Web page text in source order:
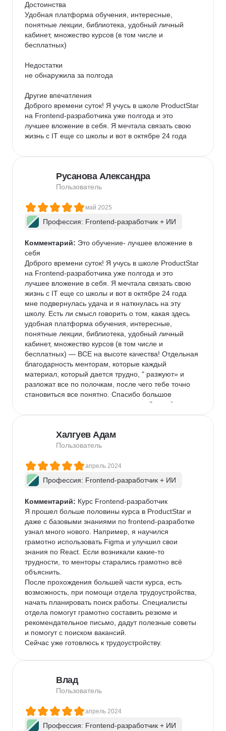
Достоинства
Удобная платформа обучения, интересные,
понятные лекции, библиотека, удобный личный
кабинет, множество курсов (в том числе и
бесплатных)
Недостатки
не обнаружила за полгода
Другие впечатления
Доброго времени суток! Я учусь в школе ProductStar
на Frontend-разработчика уже полгода и это
лучшее вложение в себя. Я мечтала связать свою
жизнь с IT еще со школы и вот в октябре 24 года
понятные лекции, библиотека, удобный личный
кабинет, множество курсов (в том числе и
благодарность менторам, которые каждый
материал, который дается трудно, " разжуют» и
разложат все по полочкам, после чего тебе точно
кураторам, которые всегда на связи. Спасибо
Юлии, которая каждый раз мне звонит и
интересуется моими успехами, моим состоянием и
мыслями. Она всегда поддержит, смотивирует где
надо и даст отличный настрой на учебу. И этот
интерес не то, чтобы» спросили ради приличия и
забыли про тебя», а действительно интересуются
твоим мнением искренне и дают обратную связь!
Честно, я счастлива, что здесь учусь. Это обучение-
лакомый кусочек в моей жизни, который я урвала:)
Русанова Александра
Пользователь
май 2025
Профессия: Frontend-разработчик + ИИ
Комментарий: Это обучение- лучшее вложение в
себя
Доброго времени суток! Я учусь в школе ProductStar
на Frontend-разработчика уже полгода и это
лучшее вложение в себя. Я мечтала связать свою
жизнь с IT еще со школы и вот в октябре 24 года
мне подвернулась удача и я наткнулась на эту
школу. Есть ли смысл говорить о том, какая здесь
удобная платформа обучения, интересные,
понятные лекции, библиотека, удобный личный
кабинет, множество курсов (в том числе и
бесплатных) — ВСЕ на высоте качества! Отдельная
благодарность менторам, которые каждый
материал, который дается трудно, " разжуют» и
разложат все по полочкам, после чего тебе точно
становиться все понятно. Спасибо большое
кураторам, которые всегда на связи. Спасибо
мыслями. Она всегда поддержит, смотивирует где
надо и даст отличный настрой на учебу. И этот
забыли про тебя», а действительно интересуются
твоим мнением искренне и дают обратную связь!
Честно, я счастлива, что здесь учусь. Это обучение-
Халгуев Адам
Пользователь
апрель 2024
Профессия: Frontend-разработчик + ИИ
Комментарий: Курс Frontend-разработчик
Я прошел больше половины курса в ProductStar и
даже с базовыми знаниями по frontend-разработке
узнал много нового. Например, я научился
грамотно использовать Figma и улучшил свои
знания по React. Если возникали какие-то
трудности, то менторы старались грамотно всё
объяснить.
После прохождения большей части курса, есть
возможность, при помощи отдела трудоустройства,
начать планировать поиск работы. Специалисты
отдела помогут грамотно составить резюме и
рекомендательное письмо, дадут полезные советы
и помогут с поиском вакансий.
Сейчас уже готовлюсь к трудоустройству.
Влад
Пользователь
апрель 2024
Профессия: Frontend-разработчик + ИИ